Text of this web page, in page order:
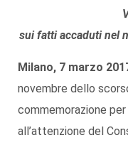
sui fatti accaduti nel
Milano, 7 marzo
novembre dello
commemorazione
all’attenzione del